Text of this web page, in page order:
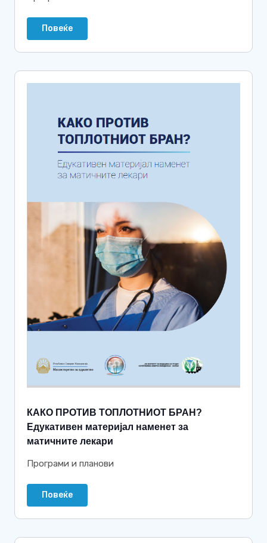
Повеќе
КАКО ПРОТИВ ТОПЛОТНИОТ БРАН?
Едукативен материјал наменет за
матичните лекари
Програми и планови
Повеќе